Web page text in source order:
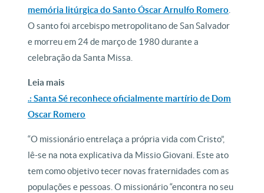
memória litúrgica do Santo Óscar Arnulfo Romero
O santo foi arcebispo metropolitano de San Salvador
e morreu em 24 de março de 1980 durante a
celebração da Santa Missa.
Leia mais
.: Santa Sé reconhece oficialmente martírio de Dom
Oscar Romero
“O missionário entrelaça a própria vida com Cristo”,
lê-se na nota explicativa da Missio Giovani. Este ato
tem como objetivo tecer novas fraternidades com as
populações e pessoas. O missionário “encontra no seu